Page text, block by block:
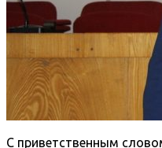
С приветственным